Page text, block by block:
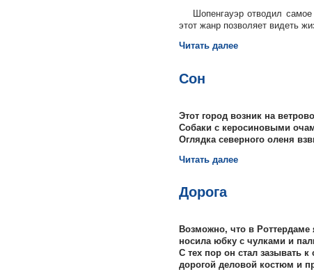
Шопенгауэр отводил
этот жанр позволяет видеть
Читать далее
Сон
Этот город возник на
Собаки с керосиновыми
Оглядка северного оленя
Читать далее
Дорога
Возможно, что в
носила юбку с чулками и
С тех пор он стал зазывать к
дорогой деловой костюм и